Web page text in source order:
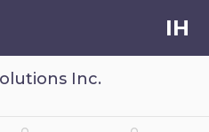
IH
Inc.